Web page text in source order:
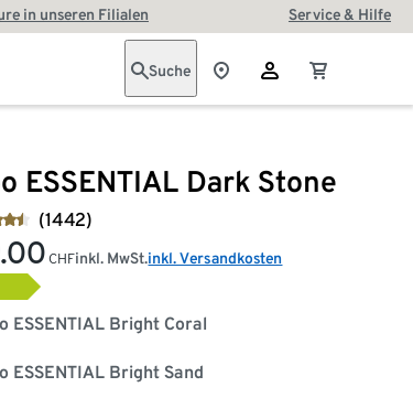
in unseren Filialen Service & Hilfe
Suche
ESSENTIAL Dark Stone
(1442)
CHFinkl. MwSt.inkl. Versandkosten
ESSENTIAL Bright Coral
ESSENTIAL Bright Sand